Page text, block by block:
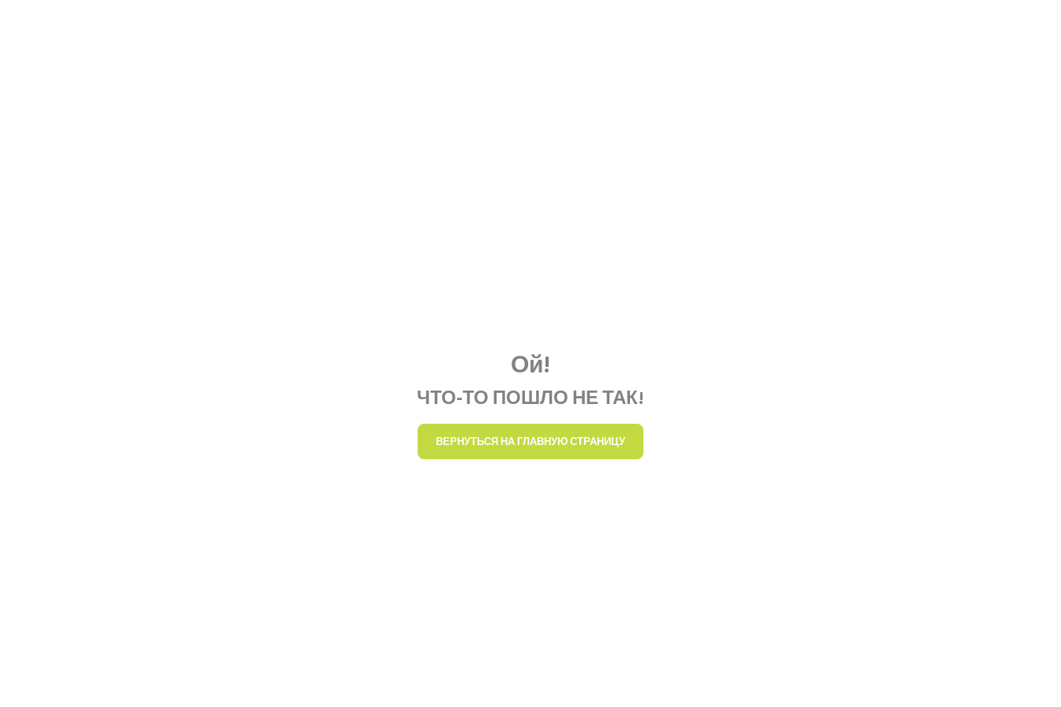
Ой!
ЧТО-ТО ПОШЛО НЕ ТАК!
ВЕРНУТЬСЯ НА ГЛАВНУЮ СТРАНИЦУ